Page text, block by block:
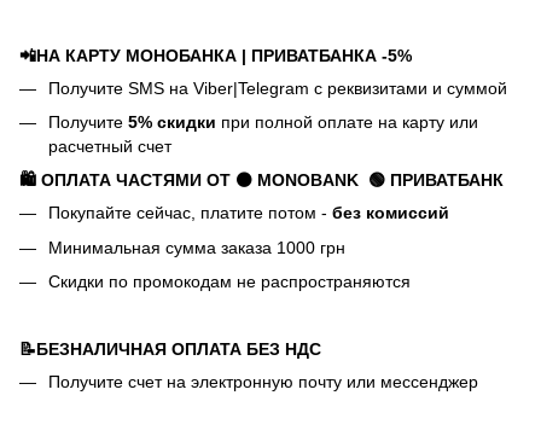
📲НА КАРТУ МОНОБАНКА | ПРИВАТБАНКА -5%
Получите SMS на Viber|Telegram с реквизитами и суммой
Получите 5% скидки при полной оплате на карту или
расчетный счет
🛍️ ОПЛАТА ЧАСТЯМИ ОТ ⚫ MONOBANK 🟢 ПРИВАТБАНК
Покупайте сейчас, платите потом - без комиссий
Минимальная сумма заказа 1000 грн
Скидки по промокодам не распространяются
📝БЕЗНАЛИЧНАЯ ОПЛАТА БЕЗ НДС
Получите счет на электронную почту или мессенджер